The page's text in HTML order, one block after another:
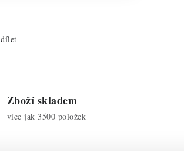
Zboží skladem
více jak 3500 položek